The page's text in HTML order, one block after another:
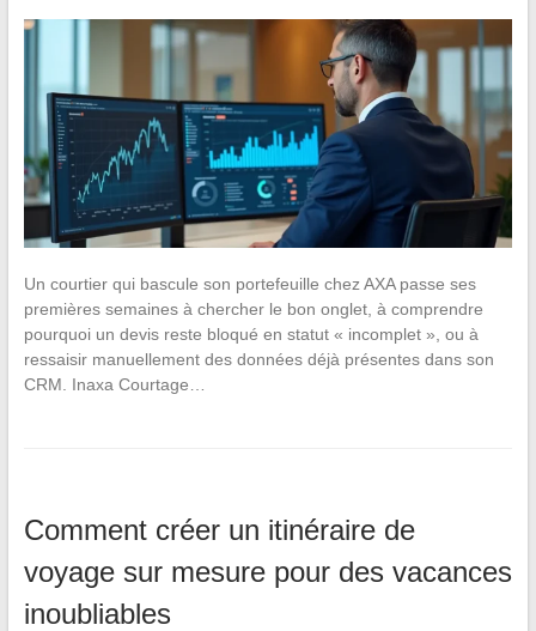
Un courtier qui bascule son portefeuille chez AXA passe ses
premières semaines à chercher le bon onglet, à comprendre
pourquoi un devis reste bloqué en statut « incomplet », ou à
ressaisir manuellement des données déjà présentes dans son
CRM. Inaxa Courtage…
Comment créer un itinéraire de
voyage sur mesure pour des vacances
inoubliables